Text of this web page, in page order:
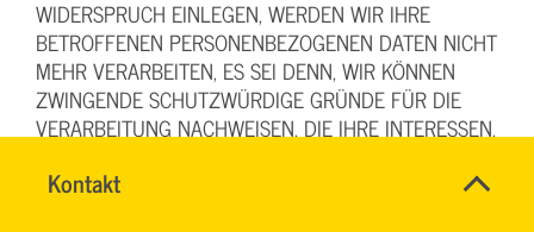
Kontakt
TEAM
Name*
WIDERSPRUCH EINLEGEN, WERDEN WIR IHRE
BETROFFENEN PERSONENBEZOGENEN DATEN NICHT
MEHR VERARBEITEN, ES SEI DENN, WIR KÖNNEN
ZWINGENDE SCHUTZWÜRDIGE GRÜNDE FÜR DIE
VERARBEITUNG NACHWEISEN, DIE IHRE INTERESSEN,
VERARBEITUNG DIENT DER GELTENDMACHUNG,